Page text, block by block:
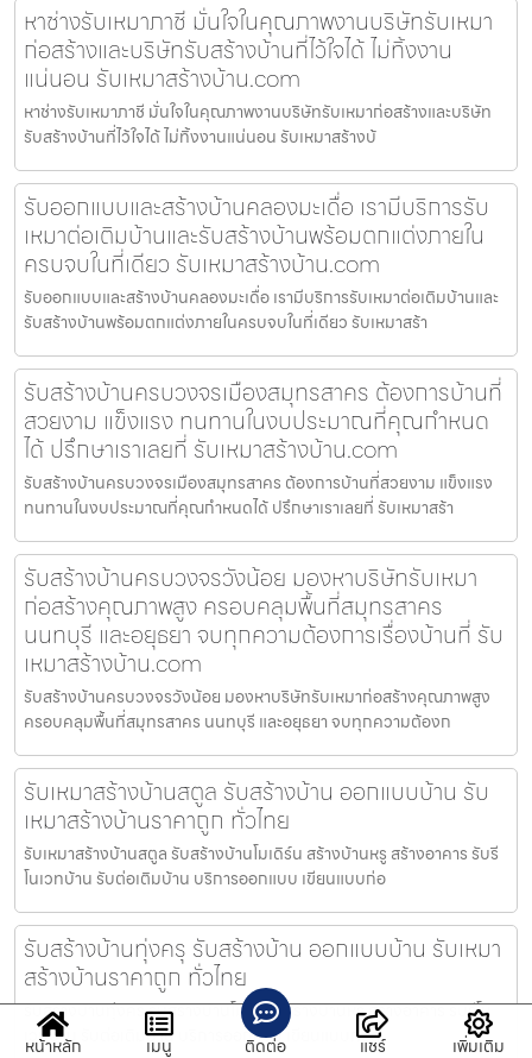
หาช่างรับเหมาภาชี มั่นใจในคุณภาพงานบริษัทรับเหมา
ก่อสร้างและบริษัทรับสร้างบ้านที่ไว้ใจได้ ไม่ทิ้งงาน
แน่นอน รับเหมาสร้างบ้าน.com
หาช่างรับเหมาภาชี มั่นใจในคุณภาพงานบริษัทรับเหมาก่อสร้างและบริษัท
รับสร้างบ้านที่ไว้ใจได้ ไม่ทิ้งงานแน่นอน รับเหมาสร้างบ้
รับออกแบบและสร้างบ้านคลองมะเดื่อ เรามีบริการรับ
เหมาต่อเติมบ้านและรับสร้างบ้านพร้อมตกแต่งภายใน
ครบจบในที่เดียว รับเหมาสร้างบ้าน.com
รับออกแบบและสร้างบ้านคลองมะเดื่อ เรามีบริการรับเหมาต่อเติมบ้านและ
รับสร้างบ้านพร้อมตกแต่งภายในครบจบในที่เดียว รับเหมาสร้า
รับสร้างบ้านครบวงจรเมืองสมุทรสาคร ต้องการบ้านที่
สวยงาม แข็งแรง ทนทานในงบประมาณที่คุณกำหนด
ได้ ปรึกษาเราเลยที่ รับเหมาสร้างบ้าน.com
รับสร้างบ้านครบวงจรเมืองสมุทรสาคร ต้องการบ้านที่สวยงาม แข็งแรง
ทนทานในงบประมาณที่คุณกำหนดได้ ปรึกษาเราเลยที่ รับเหมาสร้า
รับสร้างบ้านครบวงจรวังน้อย มองหาบริษัทรับเหมา
ก่อสร้างคุณภาพสูง ครอบคลุมพื้นที่สมุทรสาคร
นนทบุรี และอยุธยา จบทุกความต้องการเรื่องบ้านที่ รับ
เหมาสร้างบ้าน.com
รับสร้างบ้านครบวงจรวังน้อย มองหาบริษัทรับเหมาก่อสร้างคุณภาพสูง
ครอบคลุมพื้นที่สมุทรสาคร นนทบุรี และอยุธยา จบทุกความต้องก
รับเหมาสร้างบ้านสตูล รับสร้างบ้าน ออกแบบบ้าน รับ
เหมาสร้างบ้านราคาถูก ทั่วไทย
รับเหมาสร้างบ้านสตูล รับสร้างบ้านโมเดิร์น สร้างบ้านหรู สร้างอาคาร รับรี
โนเวทบ้าน รับต่อเติมบ้าน บริการออกแบบ เขียนแบบก่อ
รับสร้างบ้านทุ่งครุ รับสร้างบ้าน ออกแบบบ้าน รับเหมา
สร้างบ้านราคาถูก ทั่วไทย
รับสร้างบ้านทุ่งครุ รับสร้างบ้านโมเดิร์น สร้างบ้านหรู สร้างอาคาร รับรีโน
เวทบ้าน รับต่อเติมบ้าน บริการออกแบบ เขียนแบบก่อส
หน้าหลัก เมนู ติดต่อ แชร์ เพิ่มเติม